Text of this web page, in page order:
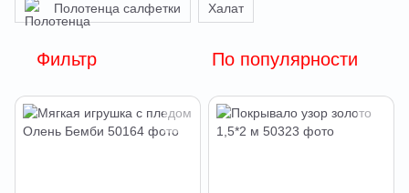
Полотенца салфетки Халат
Фильтр По популярности